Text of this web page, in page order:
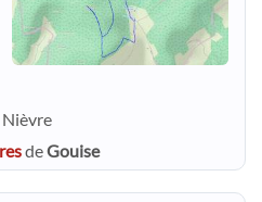
deGouise